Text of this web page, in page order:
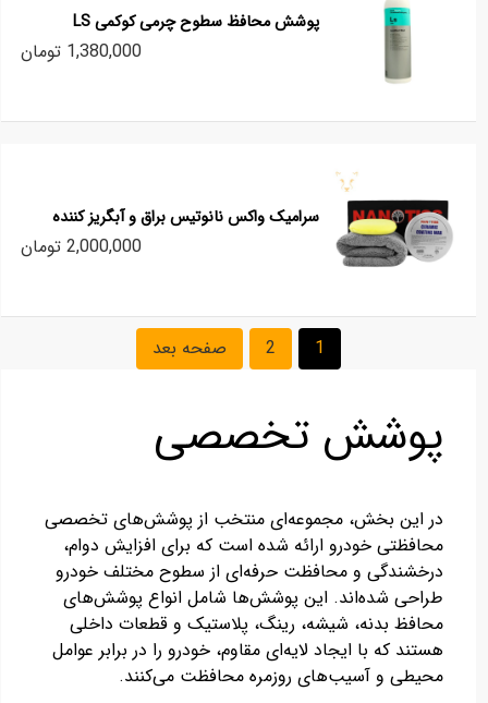
پوشش محافظ سطوح چرمی کوکمی LS
1,380,000 تومان
سرامیک واکس نانوتیس براق و آبگریز کننده
2,000,000 تومان
1
2 صفحه بعد
پوشش تخصصی
در این بخش، مجموعه‌ای منتخب از پوشش‌های تخصصی
محافظتی خودرو ارائه شده است که برای افزایش دوام،
درخشندگی و محافظت حرفه‌ای از سطوح مختلف خودرو
طراحی شده‌اند. این پوشش‌ها شامل انواع پوشش‌های
محافظ بدنه، شیشه، رینگ، پلاستیک و قطعات داخلی
هستند که با ایجاد لایه‌ای مقاوم، خودرو را در برابر عوامل
محیطی و آسیب‌های روزمره محافظت می‌کنند.